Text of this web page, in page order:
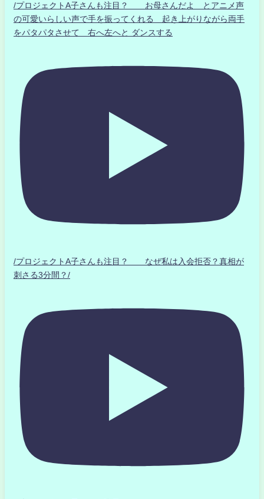
/プロジェクトA子さんも注目？ お母さんだよ とアニメ声
の可愛いらしい声で手を振ってくれる 起き上がりながら両手
をパタパタさせて 右へ左へと ダンスする
/プロジェクトA子さんも注目？ なぜ私は入会拒否？真相が
刺さる3分間？/